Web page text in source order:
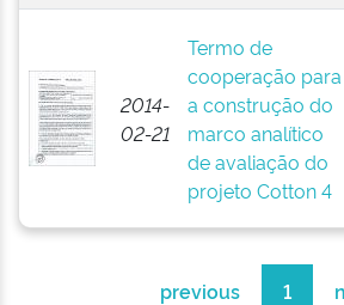
2014-
02-21
Termo de
cooperação para
a construção do
marco analítico
de avaliação do
projeto Cotton 4
previous 1